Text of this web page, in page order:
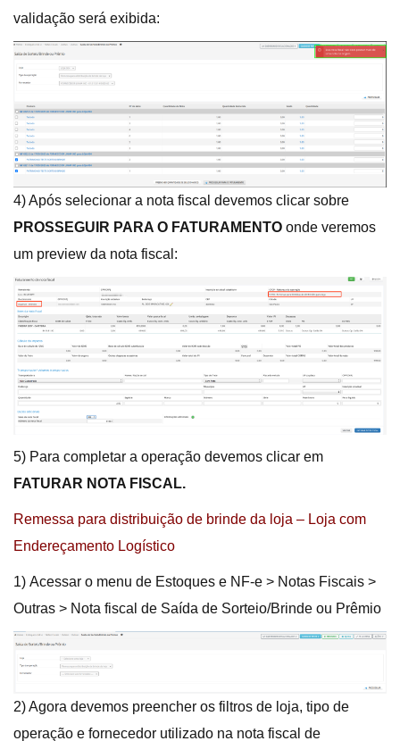
validação será exibida:
4) Após selecionar a nota fiscal devemos clicar sobre
PROSSEGUIR PARA O FATURAMENTO onde veremos
um preview da nota fiscal:
5) Para completar a operação devemos clicar em
FATURAR NOTA FISCAL.
Remessa para distribuição de brinde da loja – Loja com
Endereçamento Logístico
1) Acessar o menu de Estoques e NF-e > Notas Fiscais >
Outras > Nota fiscal de Saída de Sorteio/Brinde ou Prêmio
2) Agora devemos preencher os filtros de loja, tipo de
operação e fornecedor utilizado na nota fiscal de